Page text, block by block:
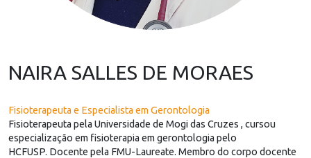
NAIRA SALLES DE MORAES
Fisioterapeuta e Especialista em Gerontologia
Fisioterapeuta pela Universidade de Mogi das Cruzes , cursou
especialização em fisioterapia em gerontologia pelo
HCFUSP. Docente pela FMU-Laureate. Membro do corpo docente